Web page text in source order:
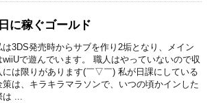
に稼ぐゴールド
は3DS発売時からサブを作り2垢となり、メイン
wiiUで遊んでいます。 職人はやっていないので収
には限りがあります(￣▽￣) 私が日課にしている
策は、キラキラマラソンで、いつの頃かインした
は ...